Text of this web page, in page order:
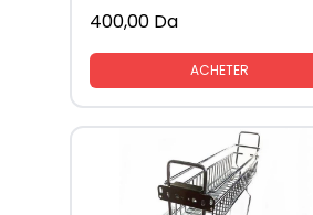
400,00 Da
ACHETER